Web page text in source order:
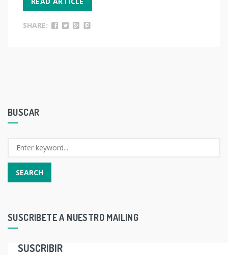
SHARE:
BUSCAR
SUSCRIBETE A NUESTRO MAILING
SUSCRIBIR